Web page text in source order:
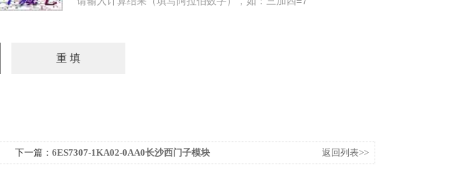
下一篇： 6ES7307-1KA02-0AA0长沙西门子模块
返回列表>>